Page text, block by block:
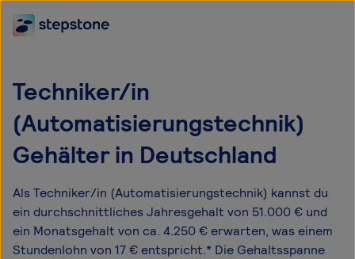
Techniker/in
(Automatisierungstechnik)
Gehälter in Deutschland
Als Techniker/in (Automatisierungstechnik) kannst du
ein durchschnittliches Jahresgehalt von 51.000 € und
ein Monatsgehalt von ca. 4.250 € erwarten, was einem
Stundenlohn von 17 € entspricht.* Die Gehaltsspanne